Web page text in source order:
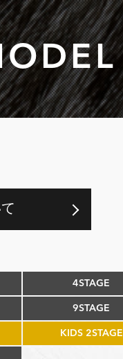
4STAGE
9STAGE
KIDS 2STAGE